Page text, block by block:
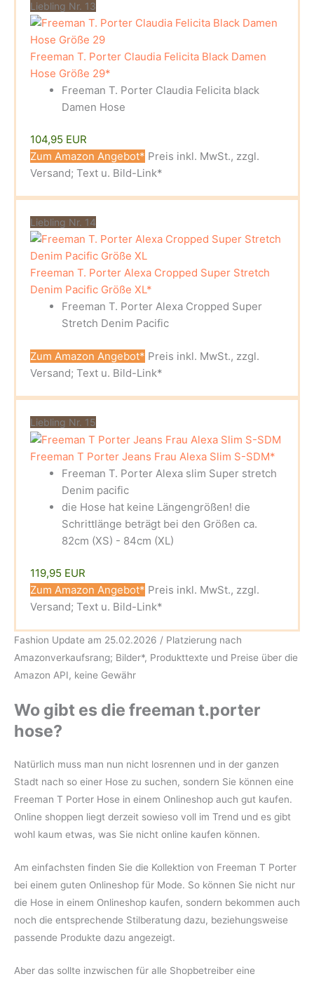
Liebling Nr. 13
Freeman T. Porter Claudia Felicita Black Damen
Hose Größe 29*
Freeman T. Porter Claudia Felicita black
Damen Hose
104,95 EUR
Zum Amazon Angebot* Preis inkl. MwSt., zzgl.
Versand; Text u. Bild-Link*
Liebling Nr. 14
Freeman T. Porter Alexa Cropped Super Stretch
Denim Pacific Größe XL*
Freeman T. Porter Alexa Cropped Super
Stretch Denim Pacific
Zum Amazon Angebot* Preis inkl. MwSt., zzgl.
Versand; Text u. Bild-Link*
Liebling Nr. 15
Freeman T Porter Jeans Frau Alexa Slim S-SDM*
Freeman T. Porter Alexa slim Super stretch
Denim pacific
die Hose hat keine Längengrößen! die
Schrittlänge beträgt bei den Größen ca.
82cm (XS) - 84cm (XL)
119,95 EUR
Zum Amazon Angebot* Preis inkl. MwSt., zzgl.
Versand; Text u. Bild-Link*
Fashion Update am 25.02.2026 / Platzierung nach
Amazonverkaufsrang; Bilder*, Produkttexte und Preise über die
Amazon API, keine Gewähr
Wo gibt es die freeman t.porter
hose?
Natürlich muss man nun nicht losrennen und in der ganzen
Stadt nach so einer Hose zu suchen, sondern Sie können eine
Freeman T Porter Hose in einem Onlineshop auch gut kaufen.
Online shoppen liegt derzeit sowieso voll im Trend und es gibt
wohl kaum etwas, was Sie nicht online kaufen können.
Am einfachsten finden Sie die Kollektion von Freeman T Porter
bei einem guten Onlineshop für Mode. So können Sie nicht nur
die Hose in einem Onlineshop kaufen, sondern bekommen auch
noch die entsprechende Stilberatung dazu, beziehungsweise
passende Produkte dazu angezeigt.
Aber das sollte inzwischen für alle Shopbetreiber eine